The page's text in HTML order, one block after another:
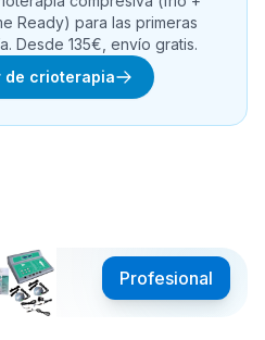
Ready) para las primeras
Desde 135€, envío gratis.
de crioterapia
Profesional